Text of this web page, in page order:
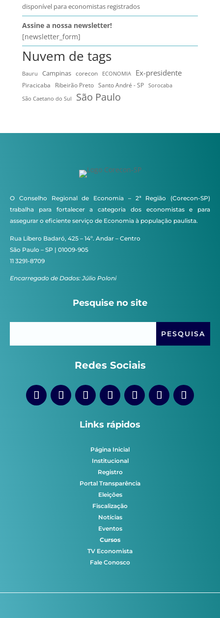
disponível para economistas registrados
Assine a nossa newsletter!
[newsletter_form]
Nuvem de tags
Bauru Campinas corecon ECONOMIA Ex-presidente
Piracicaba Ribeirão Preto Santo André - SP
Sorocaba
São Caetano do Sul
São Paulo
O Conselho Regional de Economia – 2ª Região (Corecon-SP)
trabalha para fortalecer a categoria dos economistas e para
assegurar o eficiente serviço de Economia à população paulista.
Rua Líbero Badaró, 425 – 14º. Andar – Centro
São Paulo – SP | 01009-905
11 3291-8709
Encarregado de Dados: Júlio Poloni
Pesquise no site
Redes Sociais
Links rápidos
Página Inicial
Institucional
Registro
Portal Transparência
Eleições
Fiscalização
Notícias
Eventos
Cursos
TV Economista
Fale Conosco